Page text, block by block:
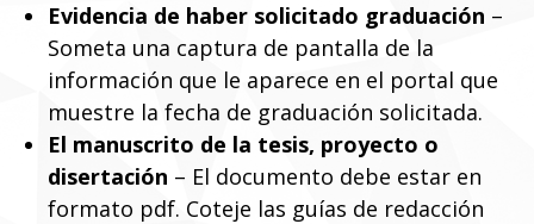
Evidencia de haber solicitado graduación –
Someta una captura de pantalla de la
información que le aparece en el portal que
muestre la fecha de graduación solicitada.
El manuscrito de la tesis, proyecto o
disertación – El documento debe estar en
formato pdf. Coteje las guías de redacción